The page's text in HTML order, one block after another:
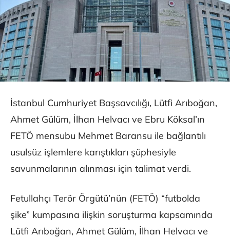
İstanbul Cumhuriyet Başsavcılığı, Lütfi Arıboğan,
Ahmet Gülüm, İlhan Helvacı ve Ebru Köksal’ın
FETÖ mensubu Mehmet Baransu ile bağlantılı
usulsüz işlemlere karıştıkları şüphesiyle
savunmalarının alınması için talimat verdi.
Fetullahçı Terör Örgütü’nün (FETÖ) “futbolda
şike” kumpasına ilişkin soruşturma kapsamında
Lütfi Arıboğan, Ahmet Gülüm, İlhan Helvacı ve